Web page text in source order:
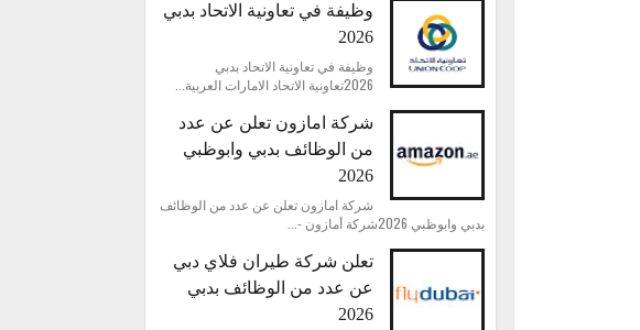
وظيفة في تعاونية الاتحاد بدبي
2026
وظيفة في تعاونية الاتحاد بدبي
2026تعاونية الاتحاد الامارات العربية...
شركة امازون تعلن عن عدد
من الوظائف بدبي وابوظبي
2026
شركة امازون تعلن عن عدد من الوظائف
بدبي وابوظبي 2026شركة أمازون -...
تعلن شركة طيران فلاي دبي
عن عدد من الوظائف بدبي
2026